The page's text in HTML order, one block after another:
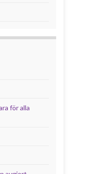
för alla